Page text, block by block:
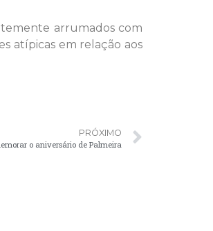
arrumados com
atípicas em relação aos
PRÓXIMO
o aniversário de Palmeira